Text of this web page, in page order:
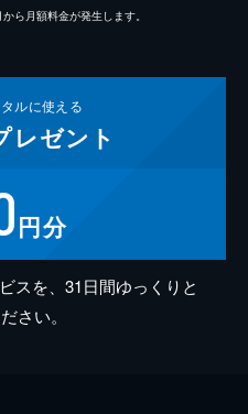
ら月額料金が発生します。
ルに使える
レゼント
円分
スを、31日間ゆっくりと
さい。